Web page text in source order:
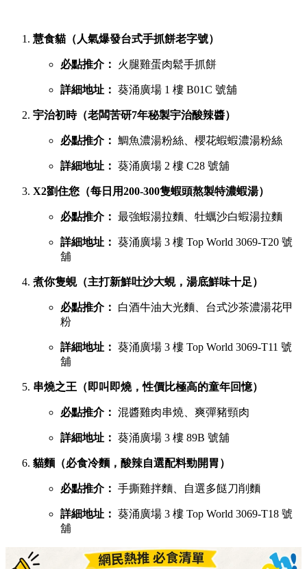
慧食貓（人氣爆發台式手抓餅老字號）
必點推介： 火腿雞蛋肉鬆手抓餅
詳細地址： 葵涌廣場 1 樓 B01C 號舖
宇治初時（老闆苦研7年秘製宇治酸辣醬）
必點推介： 鯛魚濃湯粉絲、櫻花蝦蝦濃湯粉絲
詳細地址： 葵涌廣場 2 樓 C28 號舖
X2劉住您（每日用200-300隻蝦頭熬製特濃蝦湯）
必點推介： 最強蝦湯拉麵、牡蠣沙白蝦湯拉麵
詳細地址： 葵涌廣場 3 樓 Top World 3069-T20 號
舖
煮你隻蜆（主打新鮮吐沙大蜆，湯底鮮味十足）
必點推介：
白酒牛油大光麵、台式沙茶濃湯花甲
粉
詳細地址： 葵涌廣場 3 樓 Top World 3069-T11 號
舖
串燒之王（即叫即燒，性價比極高的童年回憶）
必點推介： 混醬雞肉串燒、爽彈豬頸肉
詳細地址： 葵涌廣場 3 樓 89B 號舖
貓麵（必食冷麵，酸辣自選配料勁開胃）
必點推介： 手撕雞拌麵、自選多餸刀削麵
詳細地址： 葵涌廣場 3 樓 Top World 3069-T18 號
舖